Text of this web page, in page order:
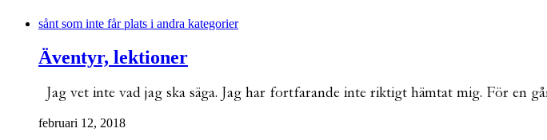
sånt som inte får plats i andra kategorier
Äventyr, lektioner
Jag vet inte vad jag ska säga. Jag har fortfarande inte riktigt hämtat mig. För
februari 12, 2018